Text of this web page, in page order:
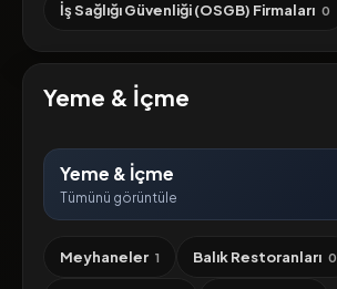
İş Sağlığı Güvenliği (OSGB) Firmaları 0
Yeme & İçme
Yeme & İçme
Tümünü görüntüle
Meyhaneler 1 Balık Restoranları 0